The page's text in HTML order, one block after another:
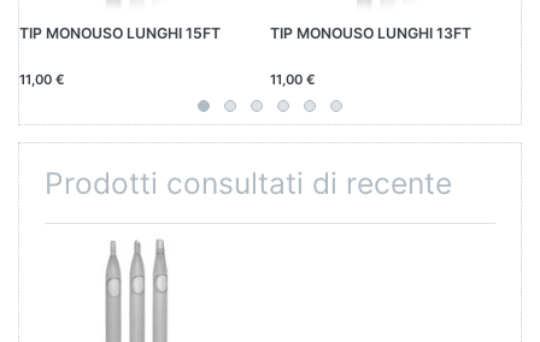
TIP MONOUSO LUNGHI 15FT
11,00 €
TIP MONOUSO LUNGHI 13FT
11,00 €
Prodotti consultati di recente